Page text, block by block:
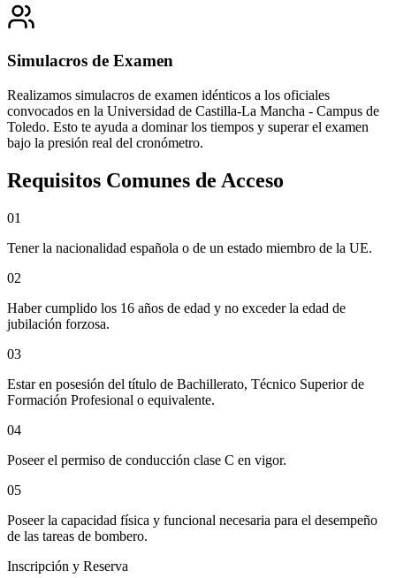
Simulacros de Examen
Realizamos simulacros de examen idénticos a los oficiales
convocados en la Universidad de Castilla-La Mancha - Campus de
Toledo. Esto te ayuda a dominar los tiempos y superar el examen
bajo la presión real del cronómetro.
Requisitos Comunes de Acceso
01
Tener la nacionalidad española o de un estado miembro de la UE.
02
Haber cumplido los 16 años de edad y no exceder la edad de
jubilación forzosa.
03
Estar en posesión del título de Bachillerato, Técnico Superior de
Formación Profesional o equivalente.
04
Poseer el permiso de conducción clase C en vigor.
05
Poseer la capacidad física y funcional necesaria para el desempeño
de las tareas de bombero.
Inscripción y Reserva